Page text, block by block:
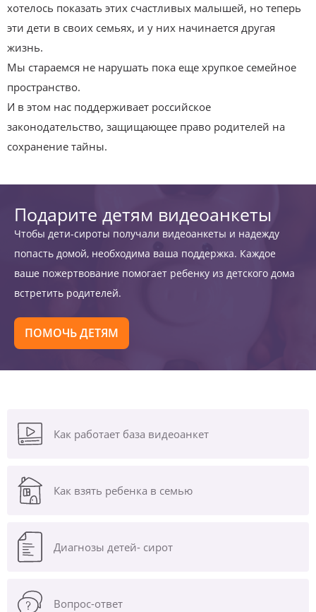
хотелось показать этих счастливых малышей, но теперь
эти дети в своих семьях, и у них начинается другая
жизнь.
Мы стараемся не нарушать пока еще хрупкое семейное
пространство.
И в этом нас поддерживает российское
законодательство, защищающее право родителей на
сохранение тайны.
Подарите детям видеоанкеты
Чтобы дети-сироты получали видеоанкеты и надежду
попасть домой, необходима ваша поддержка. Каждое
ваше пожертвование помогает ребенку из детского дома
встретить родителей.
ПОМОЧЬ ДЕТЯМ
Как работает база видеоанкет
Как взять ребенка в семью
Диагнозы детей- сирот
Вопрос-ответ